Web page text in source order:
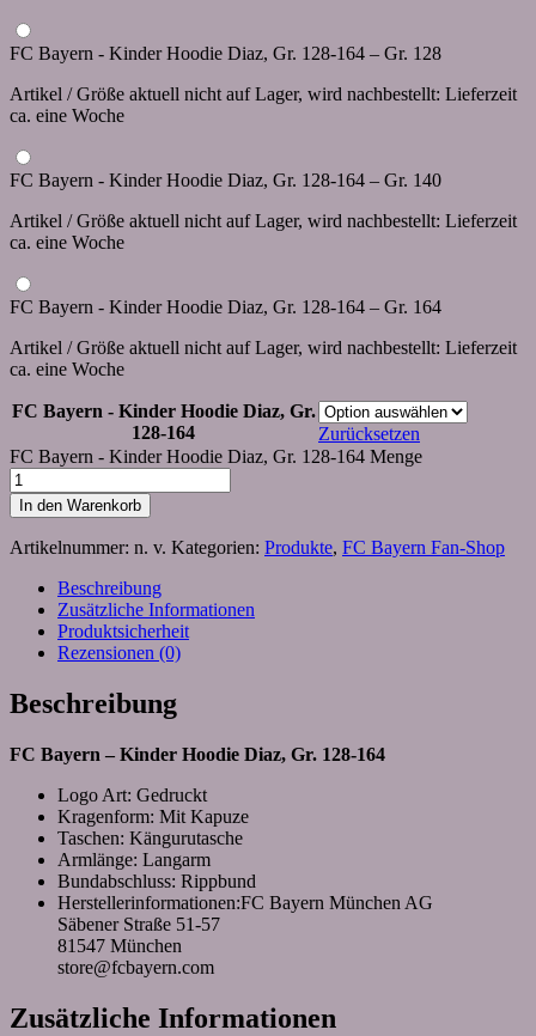
FC Bayern - Kinder Hoodie Diaz, Gr. 128-164 – Gr. 128
Artikel / Größe aktuell nicht auf Lager, wird nachbestellt: Lieferzeit
ca. eine Woche
FC Bayern - Kinder Hoodie Diaz, Gr. 128-164 – Gr. 140
Artikel / Größe aktuell nicht auf Lager, wird nachbestellt: Lieferzeit
ca. eine Woche
FC Bayern - Kinder Hoodie Diaz, Gr. 128-164 – Gr. 164
Artikel / Größe aktuell nicht auf Lager, wird nachbestellt: Lieferzeit
ca. eine Woche
FC Bayern - Kinder Hoodie Diaz, Gr.
128-164
Zurücksetzen
FC Bayern - Kinder Hoodie Diaz, Gr. 128-164 Menge
In den Warenkorb
Artikelnummer: n. v. Kategorien: Produkte, FC Bayern Fan-Shop
Beschreibung
Zusätzliche Informationen
Produktsicherheit
Rezensionen (0)
Beschreibung
FC Bayern – Kinder Hoodie Diaz, Gr. 128-164
Logo Art: Gedruckt
Kragenform: Mit Kapuze
Taschen: Kängurutasche
Armlänge: Langarm
Bundabschluss: Rippbund
Herstellerinformationen:FC Bayern München AG
Säbener Straße 51-57
81547 München
store@fcbayern.com
Zusätzliche Informationen